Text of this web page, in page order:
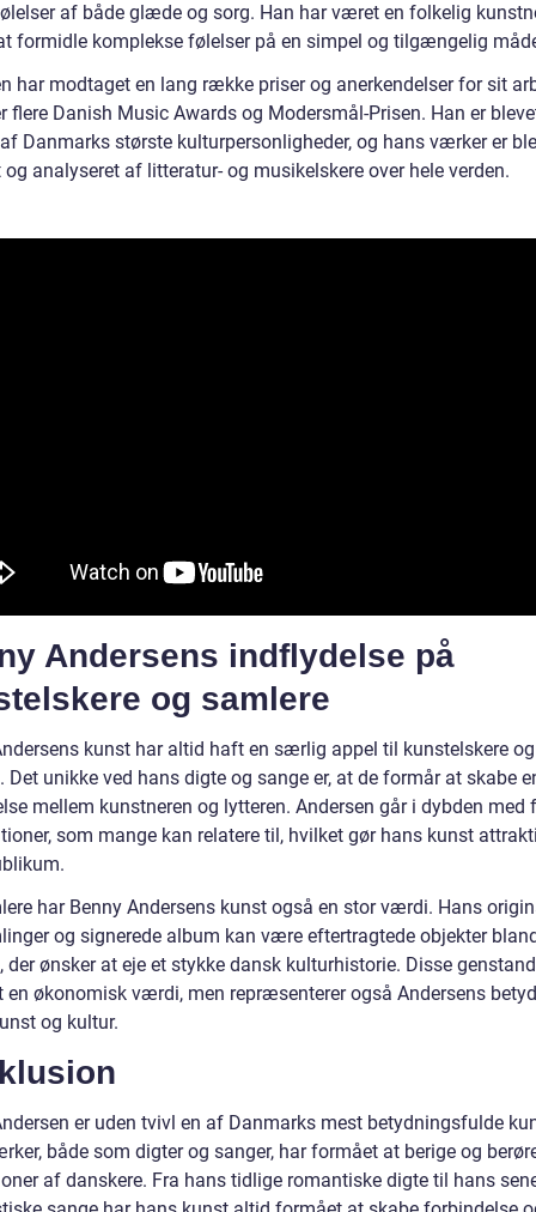
af både glæde og sorg. Han har været en folkelig
formidle komplekse følelser på en simpel og tilgængelig
har modtaget en lang række priser og anerkendelser for sit
flere Danish Music Awards og Modersmål-Prisen. Han er
Danmarks største kulturpersonligheder, og hans værker er
og analyseret af litteratur- og musikelskere over hele verden.
Andersens indflydelse på
og samlere
kunst har altid haft en særlig appel til kunstelskere og
Det unikke ved hans digte og sange er, at de formår at skabe
mellem kunstneren og lytteren. Andersen går i dybden med
som mange kan relatere til, hvilket gør hans kunst
har Benny Andersens kunst også en stor værdi. Hans
og signerede album kan være eftertragtede objekter
der ønsker at eje et stykke dansk kulturhistorie. Disse
en økonomisk værdi, men repræsenterer også Andersens
og kultur.
er uden tvivl en af Danmarks mest betydningsfulde
både som digter og sanger, har formået at berige og
af danskere. Fra hans tidlige romantiske digte til hans